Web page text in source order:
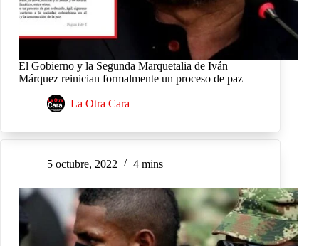
El Gobierno y la Segunda Marquetalia de Iván
Márquez reinician formalmente un proceso de paz
La Otra Cara
5 octubre, 2022 4 mins